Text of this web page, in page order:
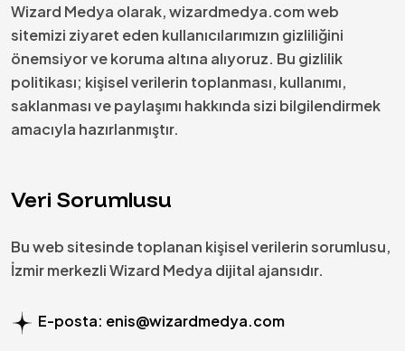
Wizard Medya olarak, wizardmedya.com web
sitemizi ziyaret eden kullanıcılarımızın gizliliğini
önemsiyor ve koruma altına alıyoruz. Bu gizlilik
politikası; kişisel verilerin toplanması, kullanımı,
saklanması ve paylaşımı hakkında sizi bilgilendirmek
amacıyla hazırlanmıştır.
Veri Sorumlusu
Bu web sitesinde toplanan kişisel verilerin sorumlusu,
İzmir merkezli Wizard Medya dijital ajansıdır.
E-posta: enis@wizardmedya.com